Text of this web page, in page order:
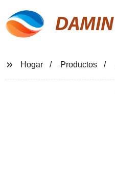
DAMIN
Hogar Productos